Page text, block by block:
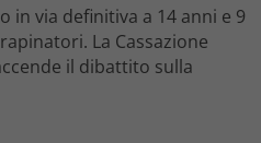
in via definitiva a 14 anni e 9
La Cassazione
il dibattito sulla